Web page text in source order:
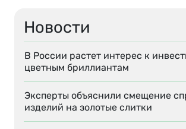
Новости
В России растет интерес к
цветным бриллиантам
Эксперты объяснили смещение
изделий на золотые слитки